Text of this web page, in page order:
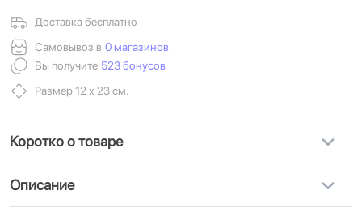
Доставка бесплатно
Самовывоз в 0 магазинов
Вы получите 523 бонусов
Размер 12 х 23 см.
Коротко о товаре
Описание